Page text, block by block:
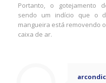
Portanto, o gotejamento
sendo um indício que o
mangueira está removendo
caixa de ar.